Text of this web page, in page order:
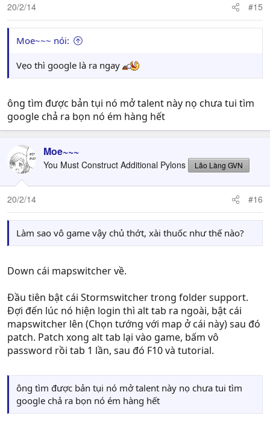
20/2/14 #15
Moe~~~ nói:
Vẹo thì google là ra ngay
ông tìm được bản tụi nó mở talent này nọ chưa tui tìm
google chả ra bọn nó ém hàng hết
Moe~~~
You Must Construct Additional Pylons Lão Làng GVN
20/2/14 #16
Làm sao vô game vậy chủ thớt, xài thuốc như thế nào?
Down cái mapswitcher về.
Đầu tiên bật cái Stormswitcher trong folder support.
Đợi đến lúc nó hiện login thì alt tab ra ngoài, bật cái
mapswitcher lên (Chọn tướng với map ở cái này) sau đó
patch. Patch xong alt tab lại vào game, bấm vô
password rồi tab 1 lần, sau đó F10 và tutorial.
ông tìm được bản tụi nó mở talent này nọ chưa tui tìm
google chả ra bọn nó ém hàng hết